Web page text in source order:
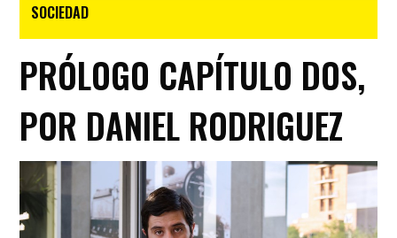
SOCIEDAD
PRÓLOGO CAPÍTULO DOS,
POR DANIEL RODRIGUEZ